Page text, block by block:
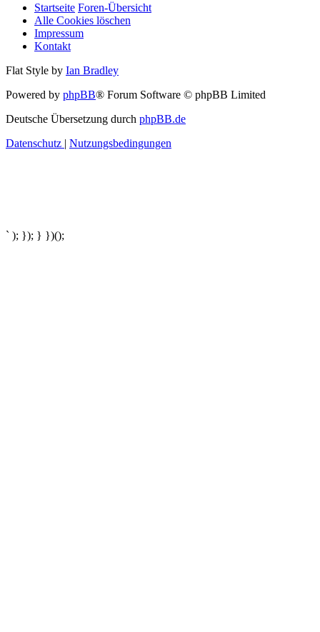
Startseite Foren-Übersicht
Alle Cookies löschen
Impressum
Kontakt
Flat Style by Ian Bradley
Powered by phpBB® Forum Software © phpBB Limited
Deutsche Übersetzung durch phpBB.de
Datenschutz | Nutzungsbedingungen
` ); }); } })();